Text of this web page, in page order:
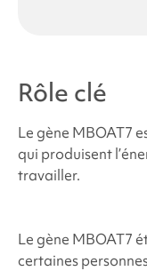
Rôle clé
Le gène MBOAT7
qui produisent
travailler.
Le gène MBOAT7
certaines